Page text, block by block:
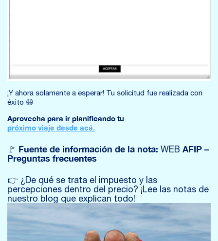
¡Y ahora solamente a esperar! Tu solicitud fue realizada con
éxito 😃
Aprovecha para ir planificando tu
próximo viaje desde acá.
🚩 Fuente de información de la nota: WEB AFIP –
Preguntas frecuentes
👉 ¿De qué se trata el impuesto y las
percepciones dentro del precio? ¡Lee las notas de
nuestro blog que explican todo!